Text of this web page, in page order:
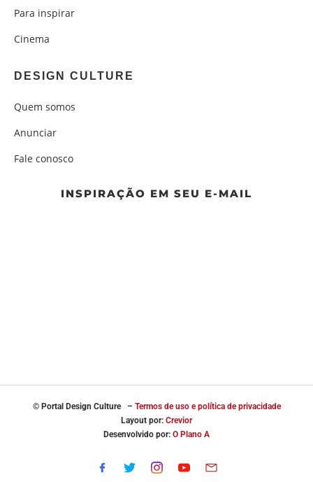
Para inspirar
Cinema
DESIGN CULTURE
Quem somos
Anunciar
Fale conosco
INSPIRAÇÃO EM SEU E-MAIL
© Portal Design Culture – Termos de uso e política de privacidade
Layout por: Crevior
Desenvolvido por: O Plano A